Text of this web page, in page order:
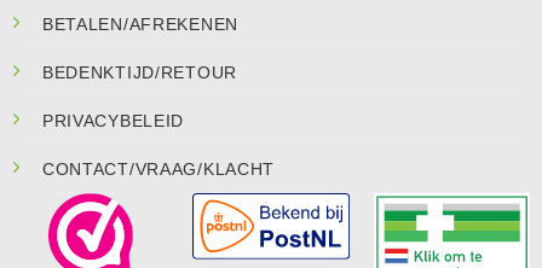
BETALEN/AFREKENEN
BEDENKTIJD/RETOUR
PRIVACYBELEID
CONTACT/VRAAG/KLACHT